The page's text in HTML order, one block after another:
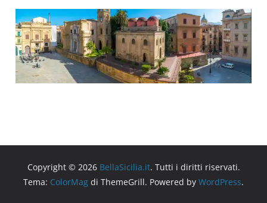
Copyright © 2026 BellaSicilia.it. Tutti i diritti riservati.
Tema: ColorMag di ThemeGrill. Powered by WordPress.